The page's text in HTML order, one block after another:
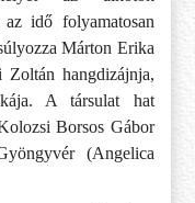
idő folyamatosan
Márton Erika
Zoltán hangdizájnja,
A társulat hat
Borsos Gábor
(Angelica